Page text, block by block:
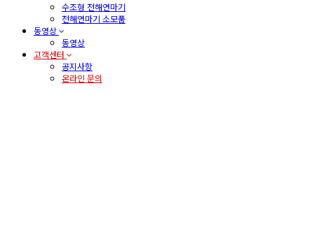
수조형 전해연마기
전해연마기 소모품
동영상
동영상
고객센터
공지사항
온라인 문의